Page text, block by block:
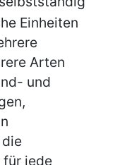
Einheiten
Arten
und
jede